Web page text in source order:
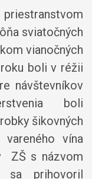
sviatočných
vianočných
boli v réžii
návštevníkov
boli
šikovných
vína
ZŠ s názvom
sa prihovoril